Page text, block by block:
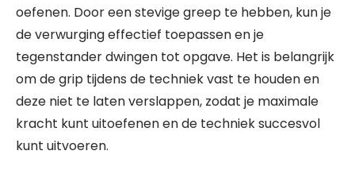
oefenen. Door een stevige greep te hebben, kun je
de verwurging effectief toepassen en je
tegenstander dwingen tot opgave. Het is belangrijk
om de grip tijdens de techniek vast te houden en
deze niet te laten verslappen, zodat je maximale
kracht kunt uitoefenen en de techniek succesvol
kunt uitvoeren.